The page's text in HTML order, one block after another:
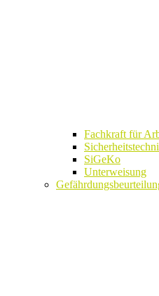
Fachkraft für
SiGeKo
Unterweisung